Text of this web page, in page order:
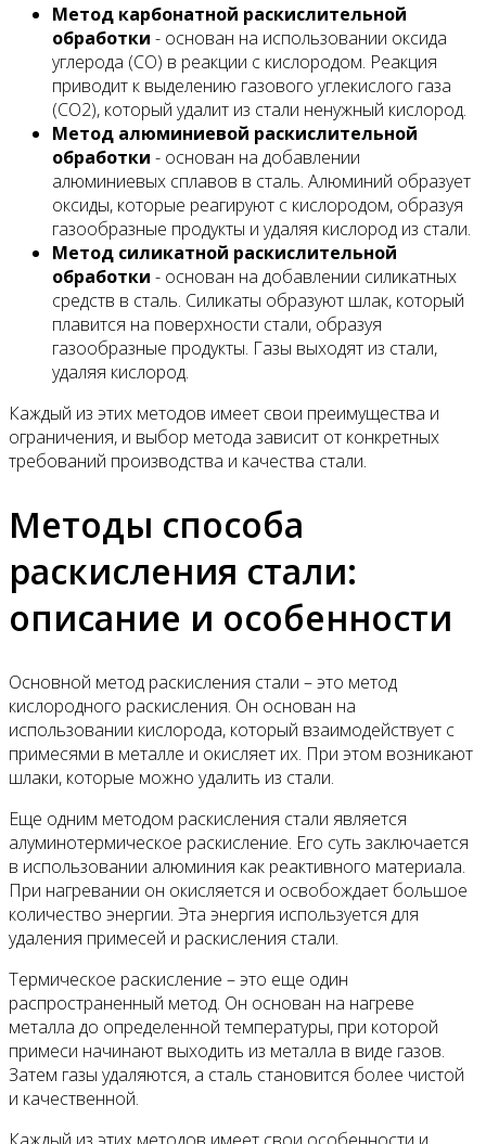
Метод карбонатной раскислительной
обработки - основан на использовании оксида
углерода (CO) в реакции с кислородом. Реакция
приводит к выделению газового углекислого газа
(CO2), который удалит из стали ненужный кислород.
Метод алюминиевой раскислительной
обработки - основан на добавлении
алюминиевых сплавов в сталь. Алюминий образует
оксиды, которые реагируют с кислородом, образуя
газообразные продукты и удаляя кислород из стали.
Метод силикатной раскислительной
обработки - основан на добавлении силикатных
средств в сталь. Силикаты образуют шлак, который
плавится на поверхности стали, образуя
газообразные продукты. Газы выходят из стали,
удаляя кислород.
Каждый из этих методов имеет свои преимущества и
ограничения, и выбор метода зависит от конкретных
требований производства и качества стали.
Методы способа
раскисления стали:
описание и особенности
Основной метод раскисления стали – это метод
кислородного раскисления. Он основан на
использовании кислорода, который взаимодействует с
примесями в металле и окисляет их. При этом возникают
шлаки, которые можно удалить из стали.
Еще одним методом раскисления стали является
алуминотермическое раскисление. Его суть заключается
в использовании алюминия как реактивного материала.
При нагревании он окисляется и освобождает большое
количество энергии. Эта энергия используется для
удаления примесей и раскисления стали.
Термическое раскисление – это еще один
распространенный метод. Он основан на нагреве
металла до определенной температуры, при которой
примеси начинают выходить из металла в виде газов.
Затем газы удаляются, а сталь становится более чистой
и качественной.